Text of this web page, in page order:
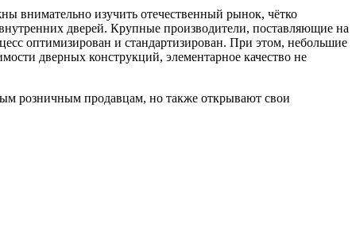
внимательно изучить отечественный рынок, чётко
дверей. Крупные производители, поставляющие на
оптимизирован и стандартизирован. При этом, небольшие
дверных конструкций, элементарное качество не
розничным продавцам, но также открывают свои